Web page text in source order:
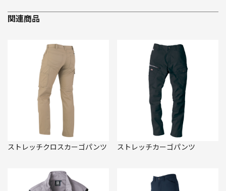
関連商品
ストレッチクロスカーゴパンツ ストレッチカーゴパンツ